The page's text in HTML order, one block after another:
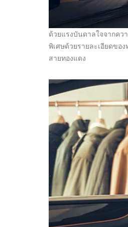
ด้วยแรงบันดาลใจจากคว
พิเศษด้วยรายละเอียดขอ
สายทองแดง